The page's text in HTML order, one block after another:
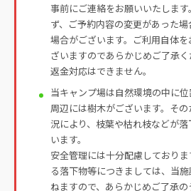
事前にご連絡をお願いいたしま
ず、ご予約内容の変更があった
場合がございます。ご利用自体
ざいますのであらかじめご了承
返金対応はできません。
当キャンプ場は自然環境の中に
周辺には樹木がございます。そ
況により、枝葉や枯れ枝などが
います。
安全管理には十分配慮しており
る落下物等につきましては、当
ねますので、あらかじめご了承